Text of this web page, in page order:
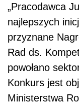
„Pracodawca
najlepszych
przyznane
Rad ds.
powołano
Konkurs jest
Ministerstwa